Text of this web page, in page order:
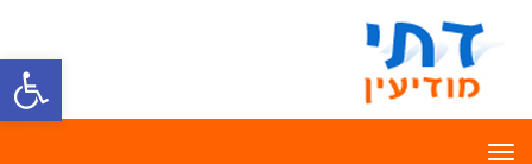
פתח
תפריט